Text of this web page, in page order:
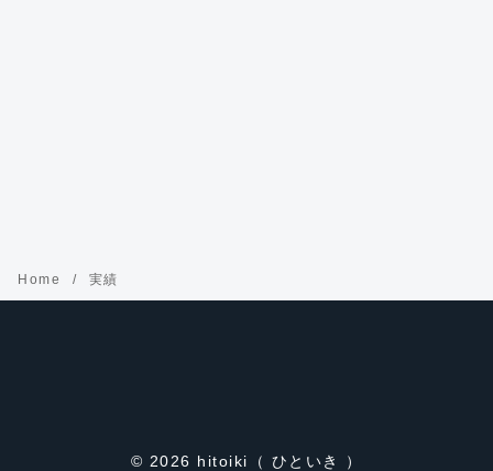
Home 実績
© 2026 hitoiki（ ひといき ）